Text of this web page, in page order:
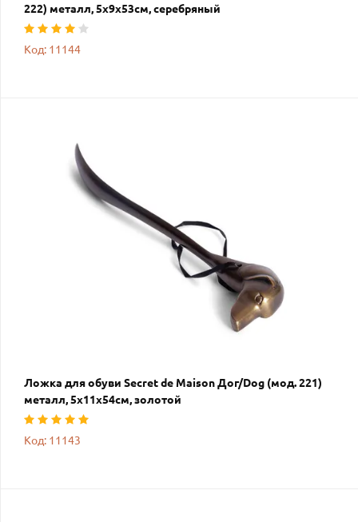
222) металл, 5х9х53см, серебряный
Код: 11144
Ложка для обуви Secret de Maison Дог/Dog (мод. 221)
металл, 5х11х54см, золотой
Код: 11143